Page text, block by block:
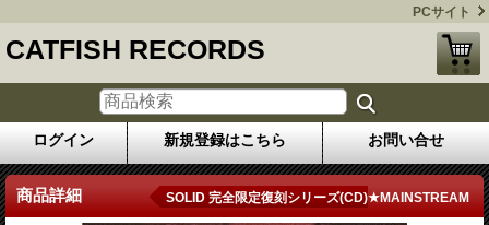
PCサイト
CATFISH RECORDS
ログイン 新規登録はこちら お問い合せ
商品詳細 SOLID 完全限定復刻シリーズ(CD)★MAINSTREAM